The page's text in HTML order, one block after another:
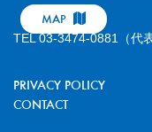
MAP
TEL 03-3474-0881（代表
PRIVACY POLICY
CONTACT